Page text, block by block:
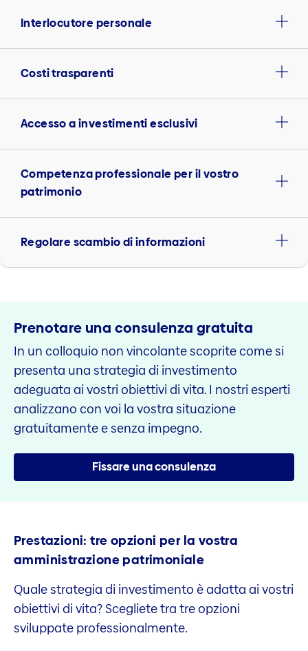
Interlocutore personale
Costi trasparenti
Accesso a investimenti esclusivi
Competenza professionale per il vostro
patrimonio
Regolare scambio di informazioni
Prenotare una consulenza gratuita
In un colloquio non vincolante scoprite come si
presenta una strategia di investimento
adeguata ai vostri obiettivi di vita. I nostri esperti
analizzano con voi la vostra situazione
gratuitamente e senza impegno.
Fissare una consulenza
Prestazioni: tre opzioni per la vostra
amministrazione patrimoniale
Quale strategia di investimento è adatta ai vostri
obiettivi di vita? Scegliete tra tre opzioni
sviluppate professionalmente.